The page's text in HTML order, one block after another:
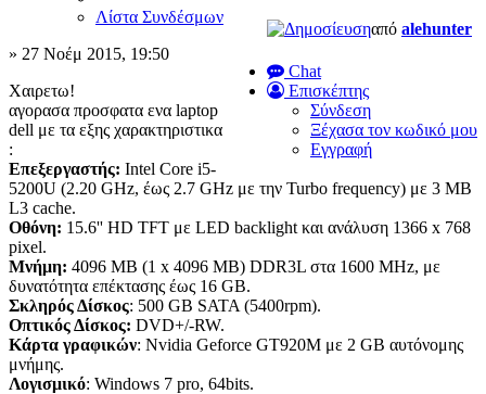
Λίστα Συνδέσμων
Chat
Επισκέπτης
Σύνδεση
Ξέχασα τον κωδικό μου
Εγγραφή
από alehunter
» 27 Νοέμ 2015, 19:50
Χαιρετω!
αγορασα προσφατα ενα laptop
dell με τα εξης χαρακτηριστικα
:
Επεξεργαστής: Intel Core i5-
5200U (2.20 GHz, έως 2.7 GHz με την Turbo frequency) με 3 MB
L3 cache.
Οθόνη: 15.6'' HD TFT με LED backlight και ανάλυση 1366 x 768
pixel.
Μνήμη: 4096 MB (1 x 4096 MB) DDR3L στα 1600 MHz, με
δυνατότητα επέκτασης έως 16 GB.
Σκληρός Δίσκος: 500 GB SATA (5400rpm).
Οπτικός Δίσκος: DVD+/-RW.
Κάρτα γραφικών: Nvidia Geforce GT920M με 2 GB αυτόνομης
μνήμης.
Λογισμικό: Windows 7 pro, 64bits.